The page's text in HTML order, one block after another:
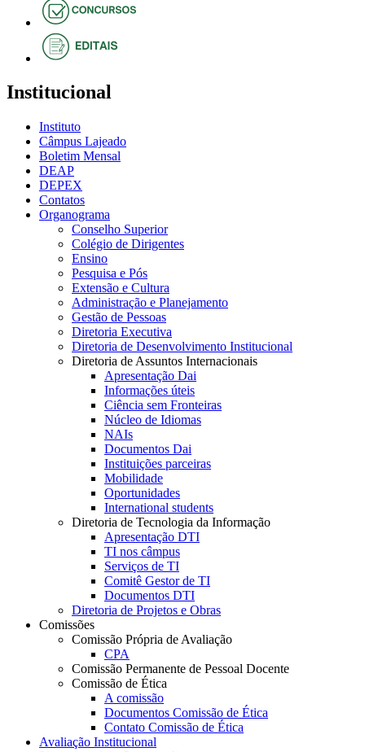
Institucional
Instituto
Câmpus Lajeado
Boletim Mensal
DEAP
DEPEX
Contatos
Organograma
Conselho Superior
Colégio de Dirigentes
Ensino
Pesquisa e Pós
Extensão e Cultura
Administração e Planejamento
Gestão de Pessoas
Diretoria Executiva
Diretoria de Desenvolvimento Institucional
Diretoria de Assuntos Internacionais
Apresentação Dai
Informações úteis
Ciência sem Fronteiras
Núcleo de Idiomas
NAIs
Documentos Dai
Instituições parceiras
Mobilidade
Oportunidades
International students
Diretoria de Tecnologia da Informação
Apresentação DTI
TI nos câmpus
Serviços de TI
Comitê Gestor de TI
Documentos DTI
Diretoria de Projetos e Obras
Comissões
Comissão Própria de Avaliação
CPA
Comissão Permanente de Pessoal Docente
Comissão de Ética
A comissão
Documentos Comissão de Ética
Contato Comissão de Ética
Avaliação Institucional